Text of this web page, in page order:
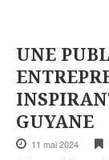
UNE
GUYANE
11 mai 2024